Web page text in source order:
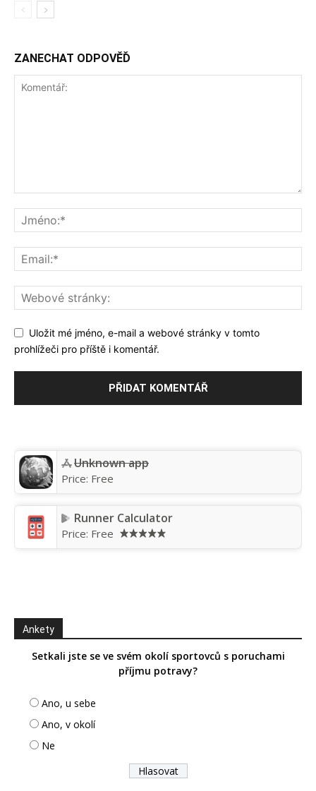
ZANECHAT ODPOVĚĎ
Uložit mé jméno, e-mail a webové stránky v tomto
prohlížeči pro příště i komentář.
Unknown app
Price: Free
Runner Calculator
Price: Free
Ankety
Setkali jste se ve svém okolí sportovců s poruchami
příjmu potravy?
Ano, u sebe
Ano, v okolí
Ne